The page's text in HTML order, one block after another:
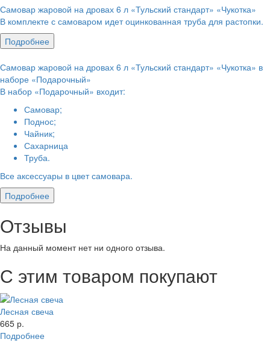
Самовар жаровой на дровах 6 л «Тульский стандарт» «Чукотка»
В комплекте с самоваром идет оцинкованная труба для растопки.
Подробнее
Самовар жаровой на дровах 6 л «Тульский стандарт» «Чукотка» в
наборе «Подарочный»
В набор «Подарочный» входит:
Самовар;
Поднос;
Чайник;
Сахарница
Труба.
Все аксессуары в цвет самовара.
Подробнее
Отзывы
На данный момент нет ни одного отзыва.
С этим товаром покупают
Лесная свеча
665 р.
Подробнее